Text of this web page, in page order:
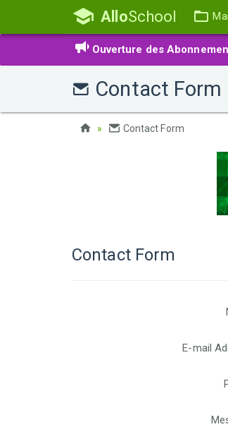
AlloSchool
Ouverture des
Contact Form
Contact Form
Contact Form
E-mail